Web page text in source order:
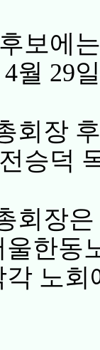
보에
월 29
회장
승덕
회장
울한동
각 노